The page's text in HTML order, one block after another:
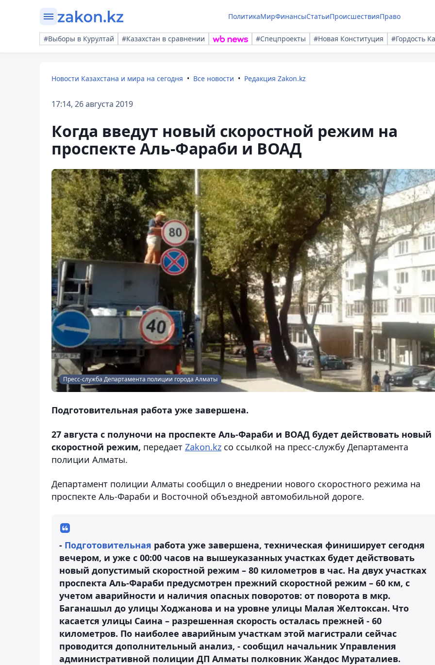
ПолитикаМирФинансыСтатьиПроисшествияПраво
#Выборы в Курултай #Казахстан в сравнении #Спецпроекты #Новая Конституция #Гордость
Новости Казахстана и мира на сегодня Все новости Редакция Zakon.kz
17:14, 26 августа 2019
Когда введут новый скоростной режим на
проспекте Аль-Фараби и ВОАД
Пресс-служба Департамента полиции города Алматы
Подготовительная работа уже завершена.
27 августа с полуночи на проспекте Аль-Фараби и ВОАД будет действовать новый
скоростной режим, передает Zakon.kz со ссылкой на пресс-службу Департамента
полиции Алматы.
Департамент полиции Алматы сообщил о внедрении нового скоростного режима на
проспекте Аль-Фараби и Восточной объездной автомобильной дороге.
- Подготовительная работа уже завершена, техническая финиширует сегодня
вечером, и уже с 00:00 часов на вышеуказанных участках будет действовать
новый допустимый скоростной режим – 80 километров в час. На двух участках
проспекта Аль-Фараби предусмотрен прежний скоростной режим – 60 км, с
учетом аварийности и наличия опасных поворотов: от поворота в мкр.
Баганашыл до улицы Ходжанова и на уровне улицы Малая Желтоксан. Что
касается улицы Саина – разрешенная скорость осталась прежней - 60
километров. По наиболее аварийным участкам этой магистрали сейчас
проводится дополнительный анализ, - сообщил начальник Управления
административной полиции ДП Алматы полковник Жандос Мураталиев.